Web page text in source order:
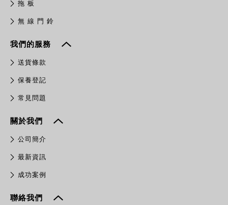
拖 板
無 線 門 鈴
我們的服務
送貨條款
保養登記
常見問題
關於我們
公司簡介
最新資訊
成功案例
聯絡我們